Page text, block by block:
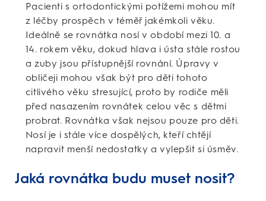
Pacienti s ortodontickými potížemi mohou mít
z léčby prospěch v téměř jakémkoli věku.
Ideálně se rovnátka nosí v období mezi 10. a
14. rokem věku, dokud hlava i ústa stále rostou
a zuby jsou přístupnější rovnání. Úpravy v
obličeji mohou však být pro děti tohoto
citlivého věku stresující, proto by rodiče měli
před nasazením rovnátek celou věc s dětmi
probrat. Rovnátka však nejsou pouze pro děti.
Nosí je i stále více dospělých, kteří chtějí
napravit menší nedostatky a vylepšit si úsměv.
Jaká rovnátka budu muset nosit?